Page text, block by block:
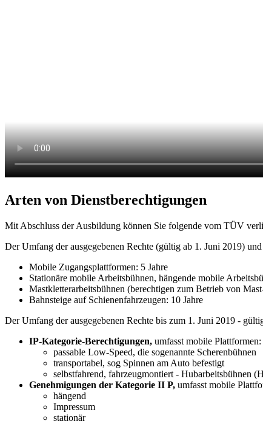
Arten von Dienstberechtigungen
Mit Abschluss der Ausbildung können Sie folgende vom TÜV
Der Umfang der ausgegebenen Rechte (gültig ab 1. Juni 2019)
Mobile Zugangsplattformen: 5 Jahre
Stationäre mobile Arbeitsbühnen, hängende mobile
Mastkletterarbeitsbühnen (berechtigen zum Betrieb von
Bahnsteige auf Schienenfahrzeugen: 10 Jahre
Der Umfang der ausgegebenen Rechte bis zum 1. Juni 2019 -
IP-Kategorie-Berechtigungen, umfasst mobile Plattformen:
passable Low-Speed, die sogenannte Scherenbühnen
transportabel, sog Spinnen am Auto befestigt
selbstfahrend, fahrzeugmontiert - Hubarbeitsbühnen
Genehmigungen der Kategorie II P, umfasst mobile
hängend
Impressum
stationär